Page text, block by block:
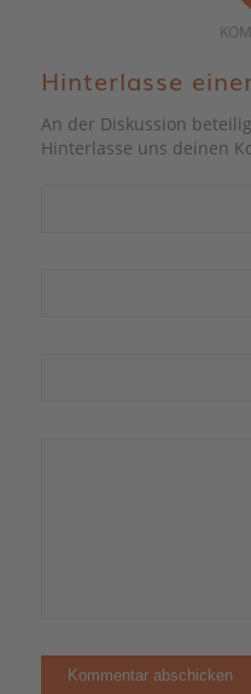
Hinterlasse
An der Diskussion
Hinterlasse uns deinen